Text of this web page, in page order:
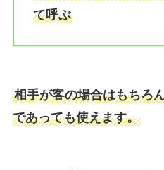
て呼ぶ
相手が客の場合はもちろ
であっても使えます。